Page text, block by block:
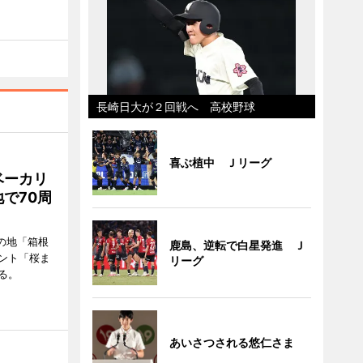
カリ
70周
地「箱根
ト「桜ま
長崎日大が２回戦へ 高校野球
喜ぶ植中 Ｊリーグ
鹿島、逆転で白星発進 Ｊ
リーグ
あいさつされる悠仁さま